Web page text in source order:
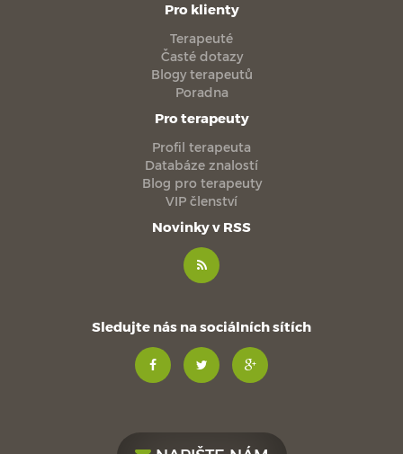
Pro klienty
Terapeuté
Časté dotazy
Blogy terapeutů
Poradna
Pro terapeuty
Profil terapeuta
Databáze znalostí
Blog pro terapeuty
VIP členství
Novinky v RSS
Sledujte nás na sociálních sítích